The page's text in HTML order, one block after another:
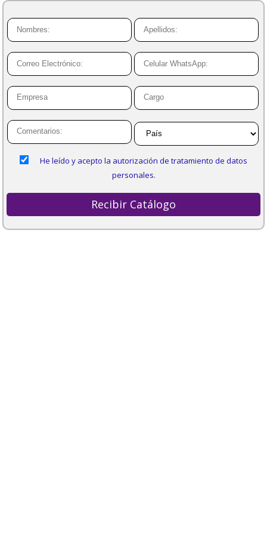
He leído y acepto la autorización de tratamiento de datos
personales.
Recibir Catálogo